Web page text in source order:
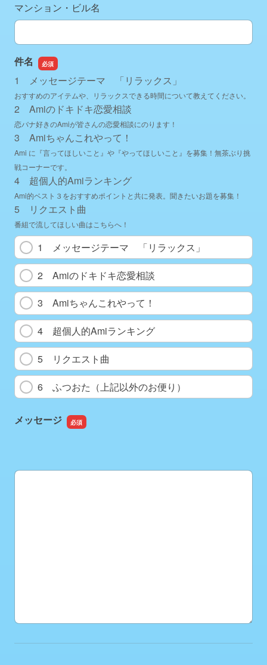
マンション・ビル名
件名
1 メッセージテーマ 「リラックス」
おすすめのアイテムや、リラックスできる時間について教えてください。
2 Amiのドキドキ恋愛相談
恋バナ好きのAmiが皆さんの恋愛相談にのります！
3 Amiちゃんこれやって！
Ami に『言ってほしいこと』や『やってほしいこと』を募集！無茶ぶり挑
戦コーナーです。
4 超個人的Amiランキング
Ami的ベスト３をおすすめポイントと共に発表。聞きたいお題を募集！
5 リクエスト曲
番組で流してほしい曲はこちらへ！
1 メッセージテーマ 「リラックス」
2 Amiのドキドキ恋愛相談
3 Amiちゃんこれやって！
4 超個人的Amiランキング
5 リクエスト曲
6 ふつおた（上記以外のお便り）
メッセージ
メッセージ